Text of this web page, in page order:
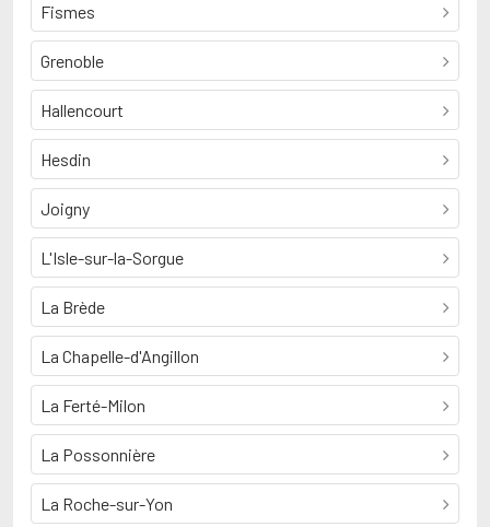
Fismes
Grenoble
Hallencourt
Hesdin
Joigny
L'Isle-sur-la-Sorgue
La Brède
La Chapelle-d'Angillon
La Ferté-Milon
La Possonnière
La Roche-sur-Yon